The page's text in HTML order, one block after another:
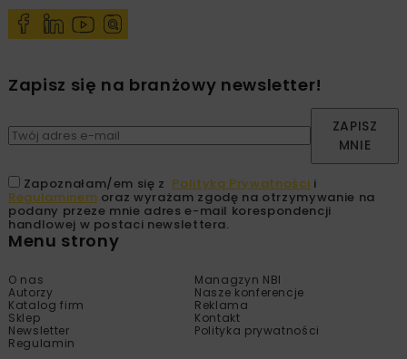
Zapisz się na branżowy newsletter!
ZAPISZ
MNIE
Zapoznałam/em się z Polityką Prywatności i
Regulaminem oraz wyrażam zgodę na otrzymywanie na
podany przeze mnie adres e-mail korespondencji
handlowej w postaci newslettera.
Menu strony
O nas
Managzyn NBI
Autorzy
Nasze konferencje
Katalog firm
Reklama
Sklep
Kontakt
Newsletter
Polityka prywatności
Regulamin